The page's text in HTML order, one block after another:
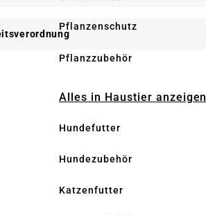
Pflanzenschutz
Pflanzzubehör
Alles in Haustier anzeigen
Hundefutter
Hundezubehör
Katzenfutter